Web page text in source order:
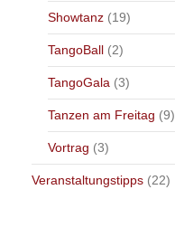
Showtanz (19)
TangoBall (2)
TangoGala (3)
Tanzen am Freitag (9)
Vortrag (3)
Veranstaltungstipps (22)